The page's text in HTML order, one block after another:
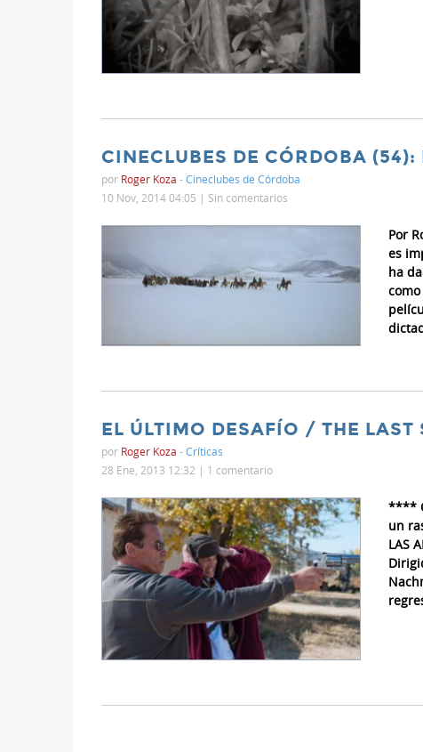
CINECLUBES DE CÓRDOBA
por Roger Koza -Cineclubes de Córdoba
10 Nov, 2014 04:05 | Sin comentarios
Por
es
ha
EL ÚLTIMO DESAFÍO / THE LAST
por Roger Koza -Críticas
28 Ene, 2013 12:32 | 1 comentario
****
un
LAS